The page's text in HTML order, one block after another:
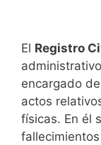
El Registro
encargado
actos
físicas. En él